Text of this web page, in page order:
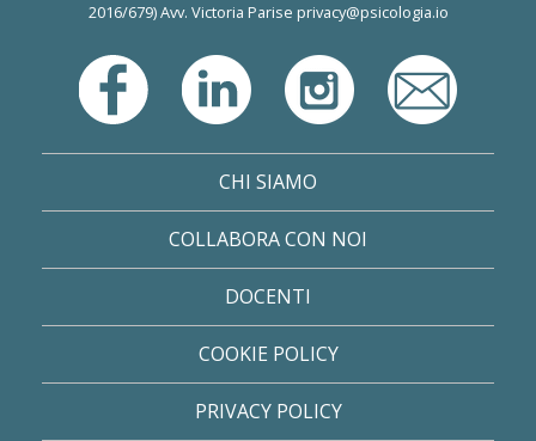
2016/679) Avv. Victoria Parise privacy@psicologia.io
CHI SIAMO
COLLABORA CON NOI
DOCENTI
COOKIE POLICY
PRIVACY POLICY